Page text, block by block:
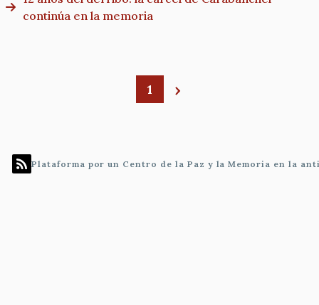
continúa en la memoria
1
Plataforma por un Centro de la Paz y la Memoria en la